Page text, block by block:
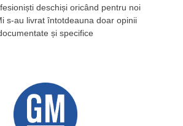
deschiși oricând pentru noi
s-au livrat întotdeauna doar opinii
și specifice